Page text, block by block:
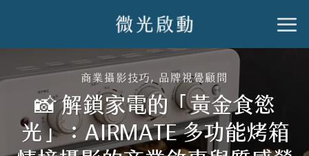
容
商業攝影技巧, 品牌視覺顧問
📸 解鎖家電的「黃金食慾
光」：AIRMATE 多功能烤箱